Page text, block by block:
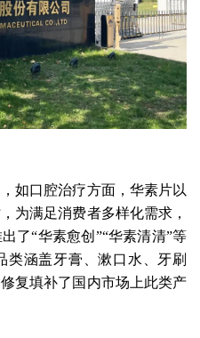
如口腔治疗方面，华素片以
为满足消费者多样化需求，
了“华素愈创”“华素清清”等
类涵盖牙膏、漱口水、牙刷
复填补了国内市场上此类产